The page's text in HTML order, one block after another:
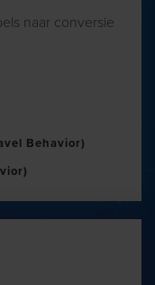
naar conversie
Behavior)